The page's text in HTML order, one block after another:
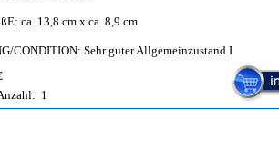
ca. 13,8 cm x ca. 8,9 cm
CONDITION: Sehr guter Allgemeinzustand I
1